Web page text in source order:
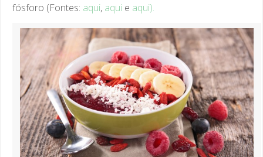
fósforo (Fontes: aqui, aqui e aqui).